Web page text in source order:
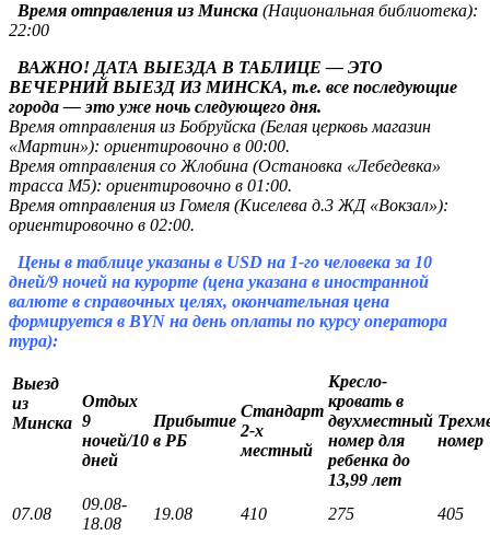
Время отправления из Минска (Национальная библиотека):
22:00
ВАЖНО! ДАТА ВЫЕЗДА В ТАБЛИЦЕ — ЭТО
ВЕЧЕРНИЙ ВЫЕЗД ИЗ МИНСКА, т.е. все последующие
города — это уже ночь следующего дня.
Время отправления из Бобруйска (Белая церковь магазин
«Мартин»): ориентировочно в 00:00.
Время отправления со Жлобина (Остановка «Лебедевка»
трасса М5): ориентировочно в 01:00.
Время отправления из Гомеля (Киселева д.3 ЖД «Вокзал»):
ориентировочно в 02:00.
Цены в таблице указаны в USD на 1-го человека за 10
дней/9 ночей на курорте (цена указана в иностранной
валюте в справочных целях, окончательная цена
формируется в BYN на день оплаты по курсу оператора
тура):
Выезд
из
Минска
Отдых
9
ночей/10
дней
Прибытие
в РБ
Стандарт
2-х
местный
Кресло-
кровать в
двухместный
номер для
ребенка до
13,99 лет
номер
07.08
09.08-
18.08
19.08 410 275 405